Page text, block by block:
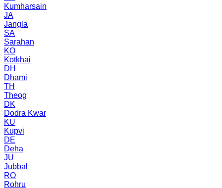
Kumharsain
JA
Jangla
SA
Sarahan
KO
Kotkhai
DH
Dhami
TH
Theog
DK
Dodra Kwar
KU
Kupvi
DE
Deha
JU
Jubbal
RO
Rohru